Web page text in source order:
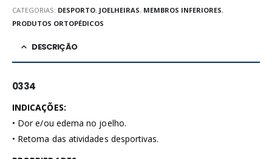
CATEGORIAS: DESPORTO, JOELHEIRAS, MEMBROS INFERIORES,
PRODUTOS ORTOPÉDICOS
DESCRIÇÃO
0334
INDICAÇÕES:
• Dor e/ou edema no joelho.
• Retoma das atividades desportivas.